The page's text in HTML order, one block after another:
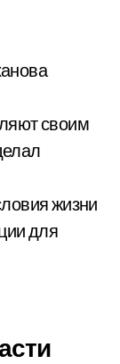
своим
жизни
для